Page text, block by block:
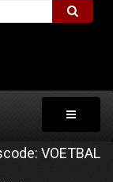
VOETBAL